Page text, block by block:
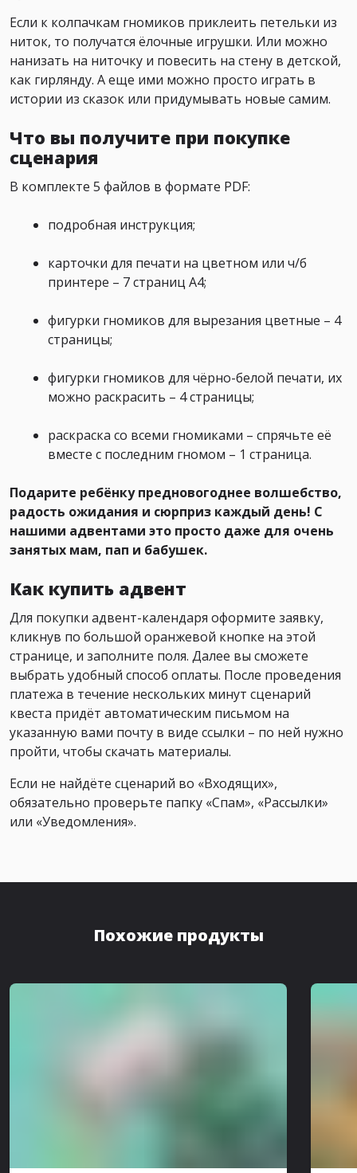
Если к колпачкам гномиков приклеить петельки из
ниток, то получатся ёлочные игрушки. Или можно
нанизать на ниточку и повесить на стену в детской,
как гирлянду. А еще ими можно просто играть в
истории из сказок или придумывать новые самим.
Что вы получите при покупке
сценария
В комплекте 5 файлов в формате PDF:
подробная инструкция;
карточки для печати на цветном или ч/б
принтере – 7 страниц А4;
фигурки гномиков для вырезания цветные – 4
страницы;
фигурки гномиков для чёрно-белой печати, их
можно раскрасить – 4 страницы;
раскраска со всеми гномиками – спрячьте её
вместе с последним гномом – 1 страница.
Подарите ребёнку предновогоднее волшебство,
радость ожидания и сюрприз каждый день! С
нашими адвентами это просто даже для очень
занятых мам, пап и бабушек.
Как купить адвент
Для покупки адвент-календаря оформите заявку,
кликнув по большой оранжевой кнопке на этой
странице, и заполните поля. Далее вы сможете
выбрать удобный способ оплаты. После проведения
платежа в течение нескольких минут сценарий
квеста придёт автоматическим письмом на
указанную вами почту в виде ссылки – по ней нужно
пройти, чтобы скачать материалы.
Если не найдёте сценарий во «Входящих»,
обязательно проверьте папку «Спам», «Рассылки»
или «Уведомления».
Похожие продукты